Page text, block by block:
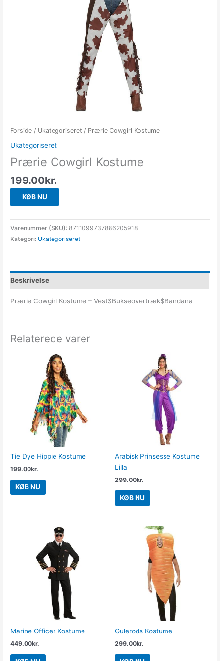
Forside / Ukategoriseret / Prærie Cowgirl Kostume
Ukategoriseret
Prærie Cowgirl Kostume
199.00kr.
KØB NU
Varenummer (SKU):8711099737886205918
Kategori: Ukategoriseret
Beskrivelse
Prærie Cowgirl Kostume – Vest$Bukseovertræk$Bandana
Relaterede varer
Tie Dye Hippie Kostume
199.00kr.
KØB NU
Arabisk Prinsesse Kostume
Lilla
299.00kr.
KØB NU
Marine Officer Kostume
449.00kr.
Gulerods Kostume
299.00kr.